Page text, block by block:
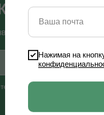
ПРЯМО
с Политикой
Нажимая на